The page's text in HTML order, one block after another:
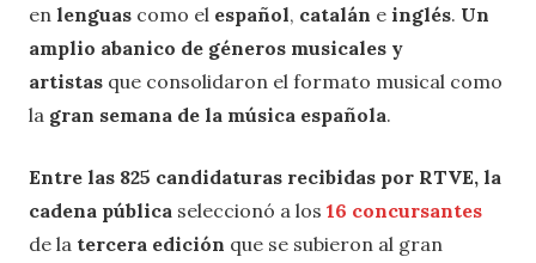
en lenguas como el español, catalán e inglés. Un
amplio abanico de géneros musicales y
artistas que consolidaron el formato musical como
la gran semana de la música española.
Entre las 825 candidaturas recibidas por RTVE, la
cadena pública seleccionó a los 16 concursantes
de la tercera edición que se subieron al gran